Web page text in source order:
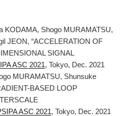
KODAMA, Shogo MURAMATSU,
JEON, “ACCELERATION OF
SIGNAL
ASC 2021, Tokyo, Dec. 2021
MURAMATSU, Shunsuke
BASED LOOP
ASC 2021, Tokyo, Dec. 2021